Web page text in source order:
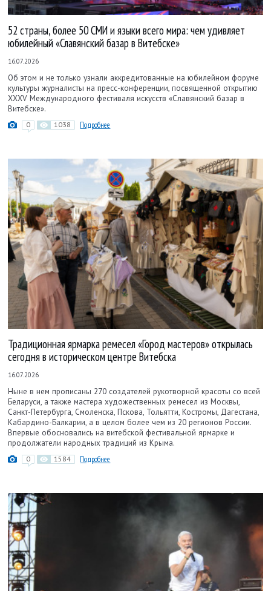
52 страны, более 50 СМИ и языки всего мира: чем удивляет
юбилейный «Славянский базар в Витебске»
16.07.2026
Об этом и не только узнали аккредитованные на юбилейном форуме
культуры журналисты на пресс-конференции, посвященной открытию
XXXV Международного фестиваля искусств «Славянский базар в
Витебске».
0 1038 Подробнее
Традиционная ярмарка ремесел «Город мастеров» открылась
сегодня в историческом центре Витебска
16.07.2026
Ныне в нем прописаны 270 создателей рукотворной красоты со всей
Беларуси, а также мастера художественных ремесел из Москвы,
Санкт-Петербурга, Смоленска, Пскова, Тольятти, Костромы, Дагестана,
Кабардино-Балкарии, а в целом более чем из 20 регионов России.
Впервые обосновались на витебской фестивальной ярмарке и
продолжатели народных традиций из Крыма.
0 1584 Подробнее